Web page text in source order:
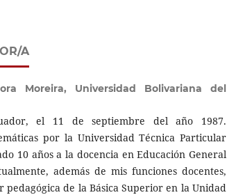
A
Moreira, Universidad Bolivariana del
el 11 de septiembre del año 1987.
por la Universidad Técnica Particular
10 años a la docencia en Educación General
además de mis funciones docentes,
pedagógica de la Básica Superior en la Unidad